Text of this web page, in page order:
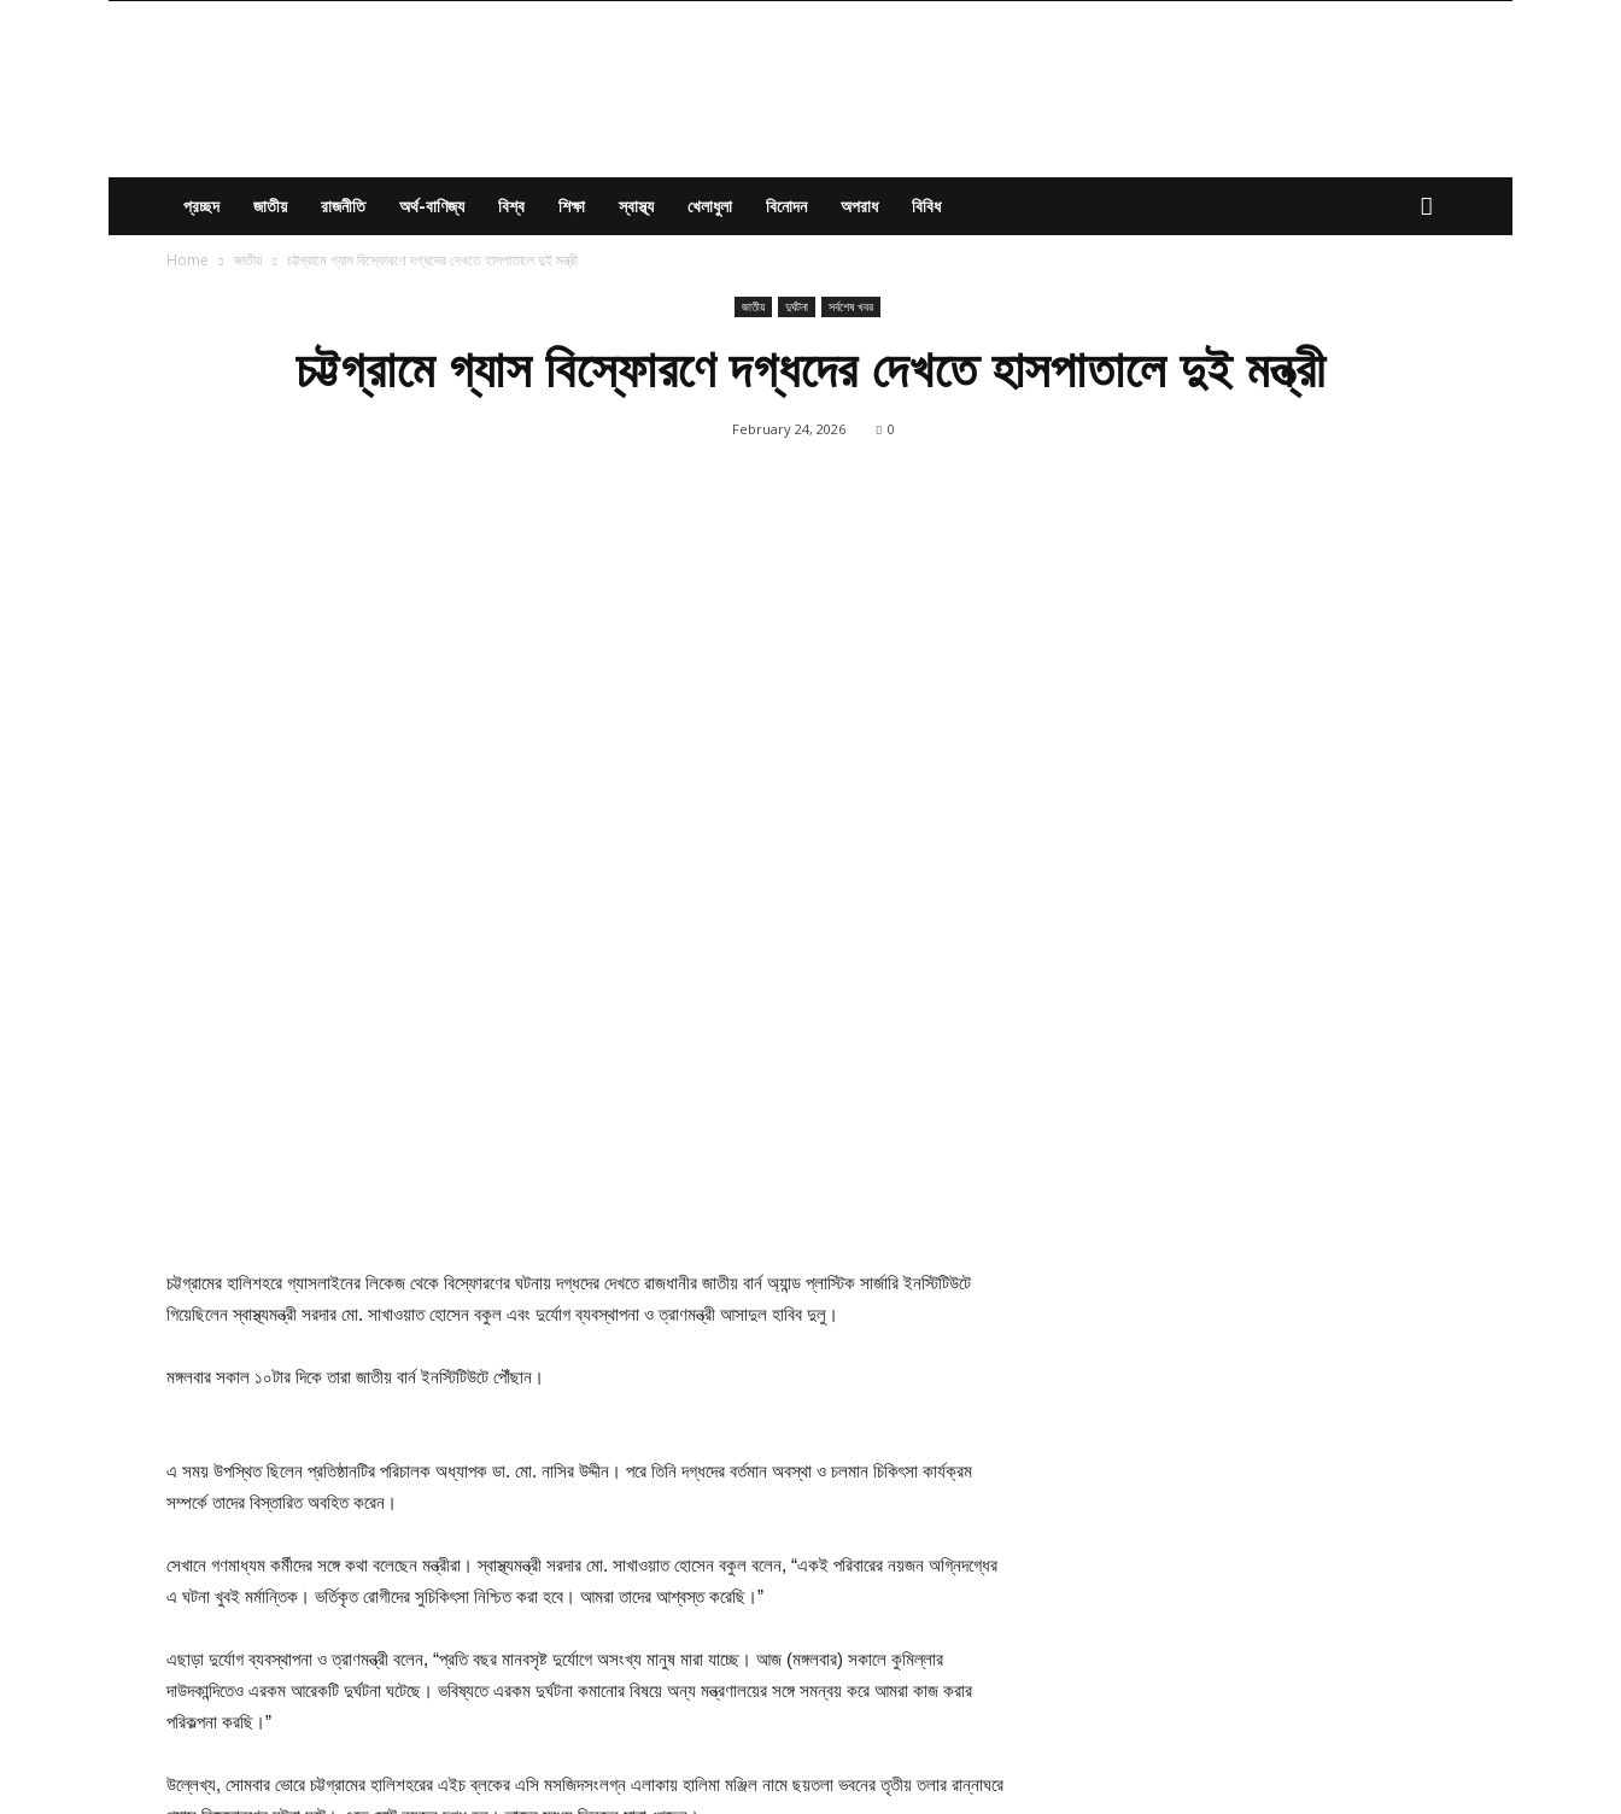
প্রচ্ছদ জাতীয় রাজনীতি অর্থ-বাণিজ্য বিশ্ব শিক্ষা স্বাস্থ্য খেলাধুলা বিনোদন অপরাধ বিবিধ
Home জাতীয় চট্টগ্রামে গ্যাস বিস্ফোরণে দগ্ধদের দেখতে হাসপাতালে দুই মন্ত্রী
জাতীয় দুর্ঘটনা সর্বশেষ খবর
চট্টগ্রামে গ্যাস বিস্ফোরণে দগ্ধদের দেখতে হাসপাতালে দুই মন্ত্রী
February 24, 2026 0
চট্টগ্রামের হালিশহরে গ্যাসলাইনের লিকেজ থেকে বিস্ফোরণের ঘটনায় দগ্ধদের দেখতে রাজধানীর জাতীয় বার্ন অ্যান্ড প্লাস্টিক সার্জারি ইনস্টিটিউটে
গিয়েছিলেন স্বাস্থ্যমন্ত্রী সরদার মো. সাখাওয়াত হোসেন বকুল এবং দুর্যোগ ব্যবস্থাপনা ও ত্রাণমন্ত্রী আসাদুল হাবিব দুলু।
মঙ্গলবার সকাল ১০টার দিকে তারা জাতীয় বার্ন ইনস্টিটিউটে পৌঁছান।
এ সময় উপস্থিত ছিলেন প্রতিষ্ঠানটির পরিচালক অধ্যাপক ডা. মো. নাসির উদ্দীন। পরে তিনি দগ্ধদের বর্তমান অবস্থা ও চলমান চিকিৎসা কার্যক্রম
সম্পর্কে তাদের বিস্তারিত অবহিত করেন।
সেখানে গণমাধ্যম কর্মীদের সঙ্গে কথা বলেছেন মন্ত্রীরা। স্বাস্থ্যমন্ত্রী সরদার মো. সাখাওয়াত হোসেন বকুল বলেন, “একই পরিবারের নয়জন অগ্নিদগ্ধের
এ ঘটনা খুবই মর্মান্তিক। ভর্তিকৃত রোগীদের সুচিকিৎসা নিশ্চিত করা হবে। আমরা তাদের আশ্বস্ত করেছি।”
এছাড়া দুর্যোগ ব্যবস্থাপনা ও ত্রাণমন্ত্রী বলেন, “প্রতি বছর মানবসৃষ্ট দুর্যোগে অসংখ্য মানুষ মারা যাচ্ছে। আজ (মঙ্গলবার) সকালে কুমিল্লার
দাউদকান্দিতেও এরকম আরেকটি দুর্ঘটনা ঘটেছে। ভবিষ্যতে এরকম দুর্ঘটনা কমানোর বিষয়ে অন্য মন্ত্রণালয়ের সঙ্গে সমন্বয় করে আমরা কাজ করার
পরিকল্পনা করছি।”
উল্লেখ্য, সোমবার ভোরে চট্টগ্রামের হালিশহরের এইচ ব্লকের এসি মসজিদসংলগ্ন এলাকায় হালিমা মঞ্জিল নামে ছয়তলা ভবনের তৃতীয় তলার রান্নাঘরে